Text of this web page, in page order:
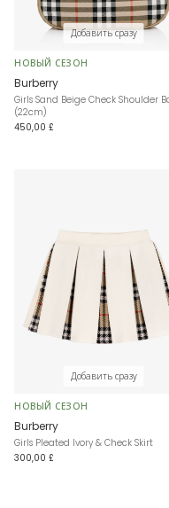
Добавить сразу
НОВЫЙ СЕЗОН
Burberry
Girls Sand Beige Check Shoulder
(22cm)
450,00 £
Добавить сразу
НОВЫЙ СЕЗОН
Burberry
Girls Pleated Ivory & Check Skirt
300,00 £